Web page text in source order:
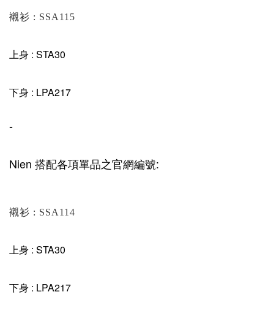
襯衫 : SSA115
上身 : STA30
下身 : LPA217
-
Nien 搭配各項單品之官網編號:
襯衫 : SSA114
上身 : STA30
下身 : LPA217